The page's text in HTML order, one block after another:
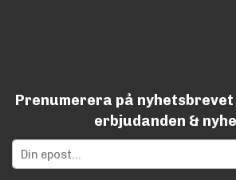
Prenumerera på
erbjudanden &